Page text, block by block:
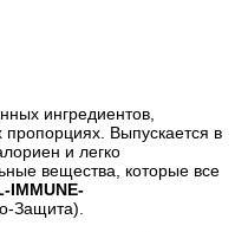
ингредиентов,
Выпускается в
и легко
вещества, которые все
IMMUNE-
Защита).